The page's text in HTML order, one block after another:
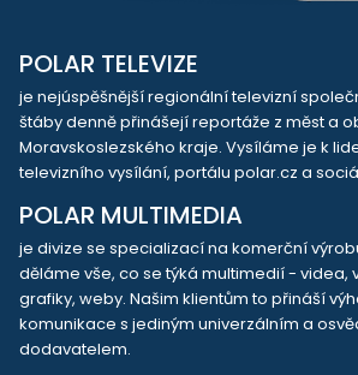
POLAR TELEVIZE
je nejúspěšnější regionální televizní
štáby denně přinášejí reportáže z měst a
Moravskoslezského kraje. Vysíláme je k
televizního vysílání, portálu polar.cz a
POLAR MULTIMEDIA
je divize se specializací na komerční
děláme vše, co se týká multimedií - videa,
grafiky, weby. Našim klientům to přináší
komunikace s jediným univerzálním a
dodavatelem.